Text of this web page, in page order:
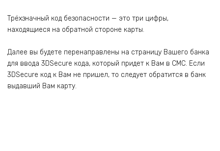
Трёхзначный код безопасности — это три цифры,
находящиеся на обратной стороне карты.
Далее вы будете перенаправлены на страницу Вашего банка
для ввода 3DSecure кода, который придет к Вам в СМС. Если
3DSecure код к Вам не пришел, то следует обратится в банк
выдавший Вам карту.